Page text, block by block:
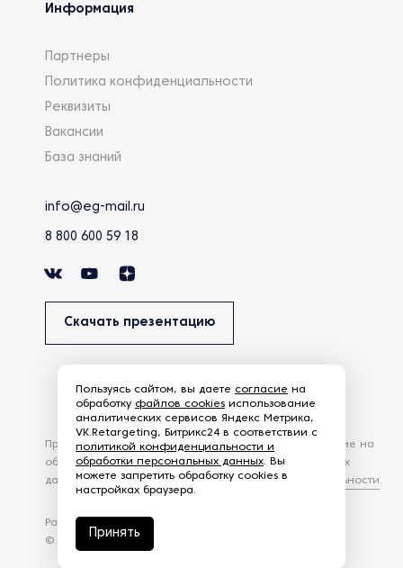
Информация
Партнеры
Политика конфиденциальности
Реквизиты
Вакансии
База знаний
info@eg-mail.ru
8 800 600 59 18
Скачать презентацию
Разработка сайта —
© 2026 – Eurasia Group. Все права защищены
Продолжая использовать наш сайт, вы даете согласие на
обработку файлов Cookies и других пользовательских
данных, в соответствии сПолитикой конфиденциальности.
Пользуясь сайтом, вы даете согласие на
обработку файлов cookies использование
аналитических сервисов Яндекс Метрика,
VK.Retargeting, Битрикс24 в соответствии с
политикой конфиденциальности и
обработки персональных данных. Вы
можете запретить обработку cookies в
настройках браузера.
Принять